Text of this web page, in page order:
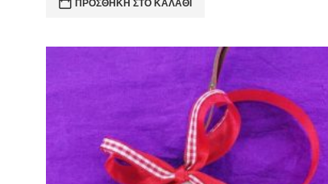
ΠΡΟΣΘΉΚΗ ΣΤΟ ΚΑΛΆΘΙ